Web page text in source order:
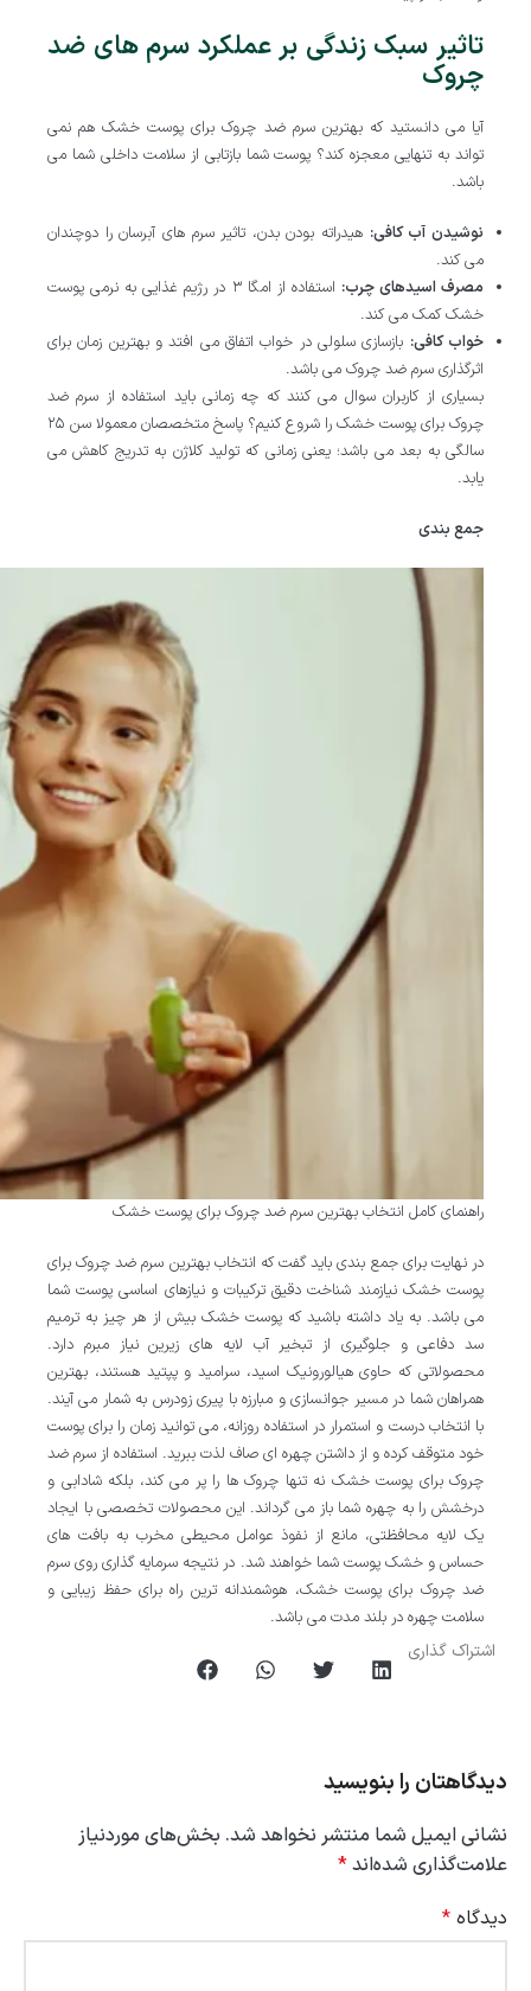
تاثیر سبک زندگی بر عملکرد سرم های ضد
چروک
آیا می دانستید که بهترین سرم ضد چروک برای پوست خشک هم نمی
تواند به تنهایی معجزه کند؟ پوست شما بازتابی از سلامت داخلی شما می
باشد.
نوشیدن آب کافی: هیدراته بودن بدن، تاثیر سرم های آبرسان را دوچندان
می کند.
مصرف اسیدهای چرب:
استفاده از امگا ۳ در رژیم غذایی به نرمی پوست
خشک کمک می کند.
خواب کافی: بازسازی سلولی در خواب اتفاق می افتد و بهترین زمان برای
اثرگذاری سرم ضد چروک می باشد.
بسیاری از کاربران سوال می کنند که چه زمانی باید استفاده از سرم ضد
چروک برای پوست خشک را شروع کنیم؟ پاسخ متخصصان معمولا سن ۲۵
سالگی به بعد می باشد؛ یعنی زمانی که تولید کلاژن به تدریج کاهش می
یابد.
جمع بندی
راهنمای کامل انتخاب بهترین سرم ضد چروک برای پوست خشک
در نهایت برای جمع بندی باید گفت که انتخاب بهترین سرم ضد چروک برای
پوست خشک نیازمند شناخت دقیق ترکیبات و نیازهای اساسی پوست شما
می باشد. به یاد داشته باشید که پوست خشک بیش از هر چیز به ترمیم
سد دفاعی و جلوگیری از تبخیر آب لایه های زیرین نیاز مبرم دارد.
محصولاتی که حاوی هیالورونیک اسید، سرامید و پپتید هستند، بهترین
همراهان شما در مسیر جوانسازی و مبارزه با پیری زودرس به شمار می آیند.
با انتخاب درست و استمرار در استفاده روزانه، می توانید زمان را برای پوست
خود متوقف کرده و از داشتن چهره ای صاف لذت ببرید. استفاده از سرم ضد
چروک برای پوست خشک نه تنها چروک ها را پر می کند، بلکه شادابی و
درخشش را به چهره شما باز می گرداند. این محصولات تخصصی با ایجاد
یک لایه محافظتی، مانع از نفوذ عوامل محیطی مخرب به بافت های
حساس و خشک پوست شما خواهند شد. در نتیجه سرمایه گذاری روی سرم
ضد چروک برای پوست خشک، هوشمندانه ترین راه برای حفظ زیبایی و
سلامت چهره در بلند مدت می باشد.
اشتراک گذاری
دیدگاهتان را بنویسید
نشانی ایمیل شما منتشر نخواهد شد. بخش‌های موردنیاز
علامت‌گذاری شده‌اند*
دیدگاه *